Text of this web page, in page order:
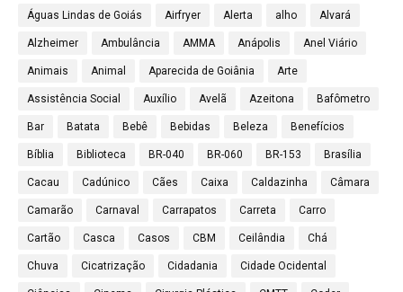
Águas Lindas de Goiás Airfryer Alerta alho Alvará
Alzheimer Ambulância AMMA Anápolis Anel Viário
Animais Animal Aparecida de Goiânia Arte
Assistência Social Auxílio Avelã Azeitona Bafômetro
Bar Batata Bebê Bebidas Beleza Benefícios
Bíblia Biblioteca BR-040 BR-060 BR-153 Brasília
Cacau Cadúnico Cães Caixa Caldazinha Câmara
Camarão Carnaval Carrapatos Carreta Carro
Cartão Casca Casos CBM Ceilândia Chá
Chuva Cicatrização Cidadania Cidade Ocidental